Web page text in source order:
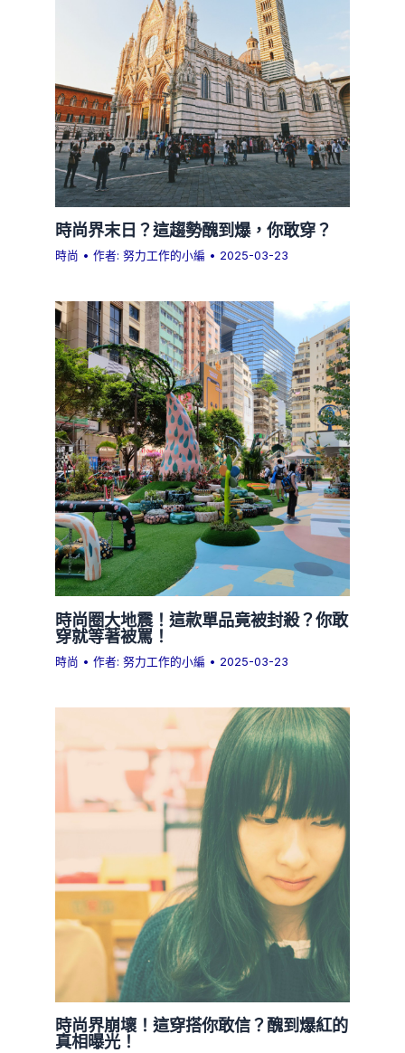
時尚界末日？這趨勢醜到爆，你敢穿？
時尚 • 作者:努力工作的小編 • 2025-03-23
時尚圈大地震！這款單品竟被封殺？你敢
穿就等著被罵！
時尚 • 作者:努力工作的小編 • 2025-03-23
時尚界崩壞！這穿搭你敢信？醜到爆紅的
真相曝光！